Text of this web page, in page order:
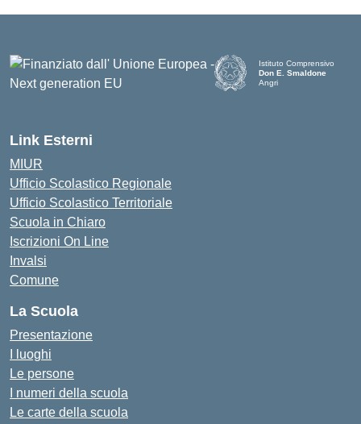
Istituto Comprensivo
Don E. Smaldone
Angri
Link Esterni
MIUR
Ufficio Scolastico Regionale
Ufficio Scolastico Territoriale
Scuola in Chiaro
Iscrizioni On Line
Invalsi
Comune
La Scuola
Presentazione
I luoghi
Le persone
I numeri della scuola
Le carte della scuola